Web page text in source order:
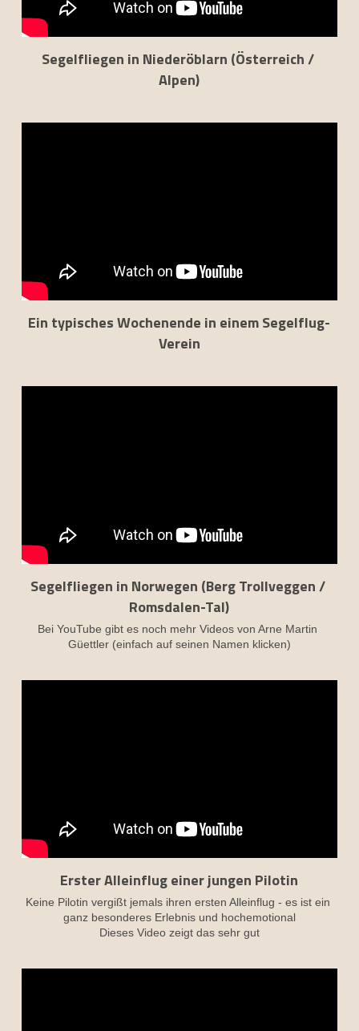
Segelfliegen in Niederöblarn (Österreich /
Alpen)
Ein typisches Wochenende in einem Segelflug-
Verein
Segelfliegen in Norwegen (Berg Trollveggen /
Romsdalen-Tal)
Bei YouTube gibt es noch mehr Videos von Arne Martin
Güettler (einfach auf seinen Namen klicken)
Erster Alleinflug einer jungen Pilotin
Keine Pilotin vergißt jemals ihren ersten Alleinflug - es ist ein
ganz besonderes Erlebnis und hochemotional
Dieses Video zeigt das sehr gut